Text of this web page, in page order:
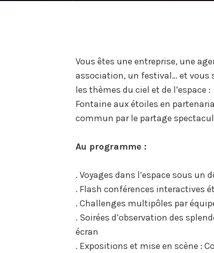
Vous êtes une entreprise, une
association, un festival… et vous
les thèmes du ciel et de l’espace :
Fontaine aux étoiles en
commun par le partage
Au programme :
. Voyages dans l’espace sous
. Flash conférences interactives
. Challenges multipôles par
. Soirées d’observation des
écran
. Expositions et mise en scène :